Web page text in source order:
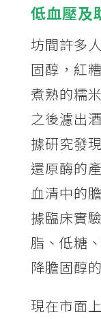
低血壓及
坊間許多
固醇，紅
煮熟的糯
之後濾出
據研究發
還原酶的
血清中的
據臨床實
脂、低糖
降膽固醇
現在市面